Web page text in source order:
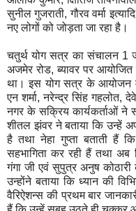
सुनील गुजराती, गौरव वर्मा
नए लोगों को जोड़ता जा रहा है।
चतुर्थ योग सत्र का संचालन
अजमेर रोड, ब्यावर पर
था। इस योग सत्र के आयोजन
एन शर्मा, नरेन्द्र सिंह गहलोत,
नगर के सक्रिय कार्यकर्ताओं
शीतल झंवर ने बताया कि उन्हें
है तथा नेहा गुप्ता बताती हैं
सहभागिता कर रही हैं तथा अब
गंगा जी एवं सुपुत्र अनुष
उन्होंने बताया कि ध्यान की
वैरिऐशन्स की प्रथम बार